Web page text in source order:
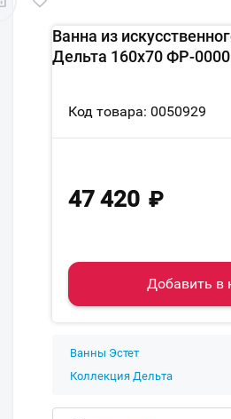
Ванна из
Дельта 160х70 ФР-
Код товара: 0050929
47 420 ₽
Добавить в
Ванны Эстет
Коллекция Дельта